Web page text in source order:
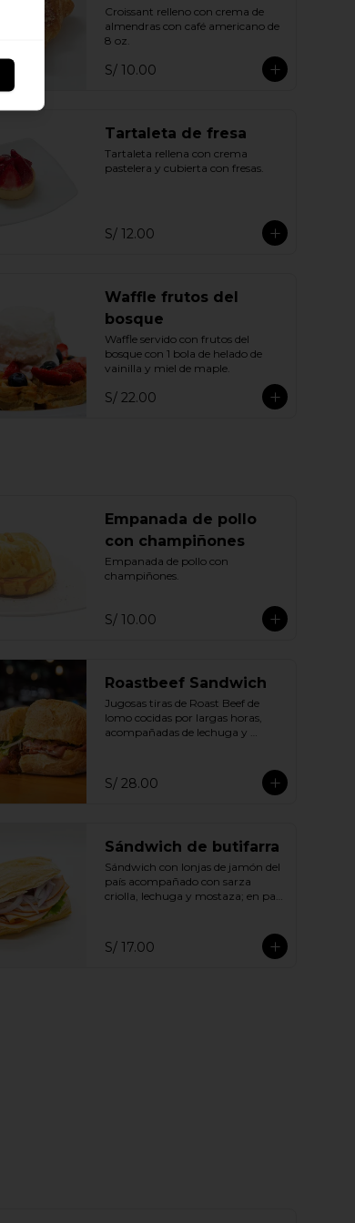
Croissant relleno con crema de
almendras con café americano de
8 oz.
S/ 10.00
Tartaleta de fresa
Tartaleta rellena con crema
pastelera y cubierta con fresas.
S/ 12.00
Waffle frutos del
bosque
Waffle servido con frutos del
bosque con 1 bola de helado de
vainilla y miel de maple.
S/ 22.00
Empanada de pollo
con champiñones
Empanada de pollo con
champiñones.
S/ 10.00
Roastbeef Sandwich
Jugosas tiras de Roast Beef de
lomo cocidas por largas horas,
acompañadas de lechuga y
S/ 28.00
Sándwich de butifarra
Sándwich con lonjas de jamón del
país acompañado con sarza
criolla, lechuga y mostaza; en pan
S/ 17.00